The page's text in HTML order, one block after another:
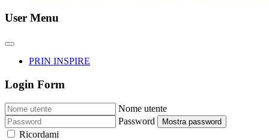
User Menu
PRIN INSPIRE
Login Form
Nome utente
Password
Mostra password
Ricordami